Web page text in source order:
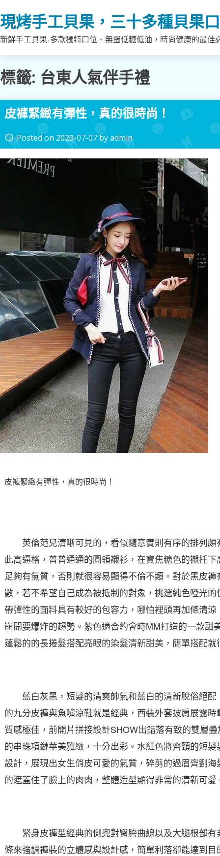
to
content
現烤手工貝果，三十多種貝果
新鮮手工貝果-多款獨特口位、無蛋低糖低油，時尚健康的最
標籤: 台東人氣伴手禮
皮褲緊緻有彈性，真的很時尚！
access_time Posted on 2020-07-07 byadmin
皮褲緊緻有彈性，真的很時尚！
英倫范兒清晰可見的，看似隨意實則有序的排列頗
此高逼格，普普通通的圓領襯衫，在寶焦糖色的襯托
足夠有氣質，否則就很容易顯得不倫不類。對於黑皮
數，若不希望自己成為被抵制的對象，挑選純色啞光
帶彈性的面料具有較好的包容力，哪怕裡頭再加條清
崩開要爆炸的趨勢。紫色適合約會時MM打造的一款甜
蓬鬆的的長捲髮搭配亮眼的染髮清新甜美，簡單搭配
藍白灰黑，短髮的清爽帥氣和藍白的清新脫俗絕配
的九分皮褲與魚嘴涼鞋就是經典，西裝外套披肩展露
質感極佳，前開片拼接設計SHOW出錯落有致的雙層
的串珠項鏈華美雅緻，十分出彩。水紅色將齊頸的短
設計，展現出女生俏皮可愛的氣質，碎剪的過眉齊劉
的遮蓋住了臉上的肉肉，整體造型顯得非常的清新可愛
緊身皮褲型經典的側兜對臀胯曲線以及大腿根部有
條來強調褲裝的立體感與設計感，簡單利落卻能達到